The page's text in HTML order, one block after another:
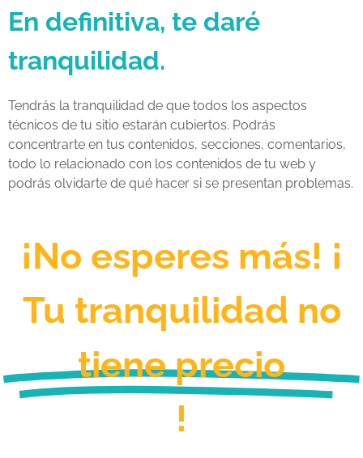
En definitiva, te daré
tranquilidad.
Tendrás la tranquilidad de que todos los aspectos
técnicos de tu sitio estarán cubiertos. Podrás
concentrarte en tus contenidos, secciones, comentarios,
todo lo relacionado con los contenidos de tu web y
podrás olvidarte de qué hacer si se presentan problemas.
¡No esperes más! ¡
Tu tranquilidad no
tiene precio
!